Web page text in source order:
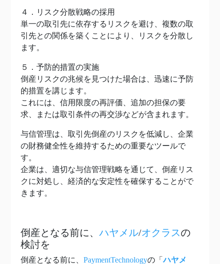
４．リスク分散戦略の採用
単一の取引先に依存するリスクを避け、複数の取
引先との関係を築くことにより、リスクを分散し
ます。
５．予防的措置の実施
倒産リスクの兆候を見つけた場合は、迅速に予防
的措置を講じます。
これには、信用限度の再評価、追加の担保の要
求、または取引条件の再交渉などが含まれます。
与信管理は、取引先倒産のリスクを低減し、企業
の財務健全性を維持するための重要なツールで
す。
企業は、適切な与信管理戦略を通じて、倒産リス
クに対処し、経済的な安定性を確保することがで
きます。
倒産となる前に、 ハヤメル/オクラスの
検討を
倒産となる前に、 PaymentTechnologyの「ハヤメ